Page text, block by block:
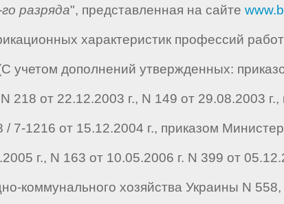
разряда", представленная на сайте
характеристик профессий
дополнений утвержденных:
218 от 22.12.2003 г., N 149 от 29.08.2003
7-1216 от 15.12.2004 г., приказом
г., N 163 от 10.05.2006 г. N 399 от
коммунального хозяйства Украины N